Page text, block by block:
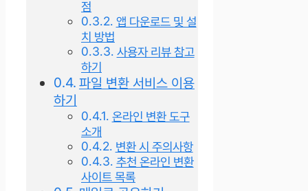
점
앱 다운로드 및 설
치 방법
사용자 리뷰 참고
하기
파일 변환 서비스 이용
하기
온라인 변환 도구
소개
변환 시 주의사항
추천 온라인 변환
사이트 목록